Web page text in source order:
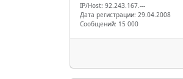
IP/Host: 92.243.167.---
Дата регистрации: 29.04.2008
Сообщений: 15 000